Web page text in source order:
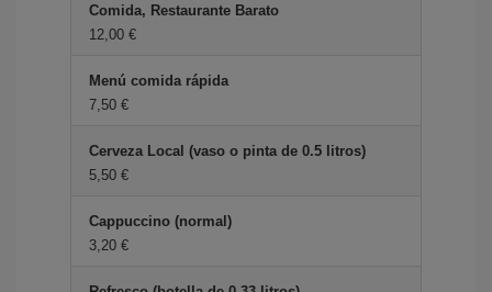
Comida, Restaurante Barato
12,00
Menú comida rápida
7,50
Cerveza Local (vaso o pinta de 0.5 litros)
5,50
Cappuccino (normal)
3,20